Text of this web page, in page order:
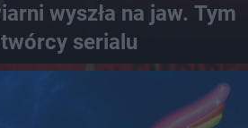
wyszła na jaw. Tym
serialu